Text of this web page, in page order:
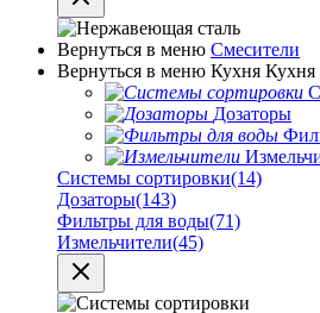
Вернуться в меню Смесители
Вернуться в меню Кухня Кухня
Дозаторы
Системы сортировки(14)
Дозаторы(143)
Фильтры для воды(71)
Измельчители(45)